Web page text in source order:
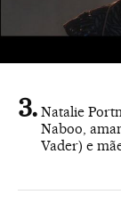
Natalie
Naboo,
Vader) e